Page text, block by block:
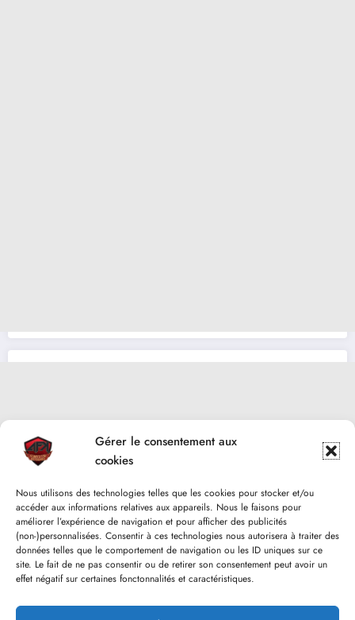
Gérer le consentement aux
cookies
Nous utilisons des technologies telles que les cookies pour stocker et/ou
accéder aux informations relatives aux appareils. Nous le faisons pour
améliorer l’expérience de navigation et pour afficher des publicités
(non-)personnalisées. Consentir à ces technologies nous autorisera à traiter des
données telles que le comportement de navigation ou les ID uniques sur ce
site. Le fait de ne pas consentir ou de retirer son consentement peut avoir un
effet négatif sur certaines fonctonnalités et caractéristiques.